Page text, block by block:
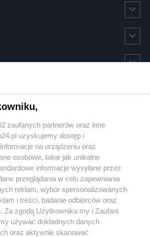
Instagram Youtube
zaufanych partnerów oraz inne
uzyskujemy dostęp i
na urządzeniu oraz
osobowe, takie jak unikalne
informacje wysyłane przez
przeglądania w celu zapewniania
reklam, wybór spersonalizowanych
i treści, badanie odbiorców oraz
Za zgodą Użytkownika my i Zaufani
używać dokładnych danych
oraz aktywnie skanować